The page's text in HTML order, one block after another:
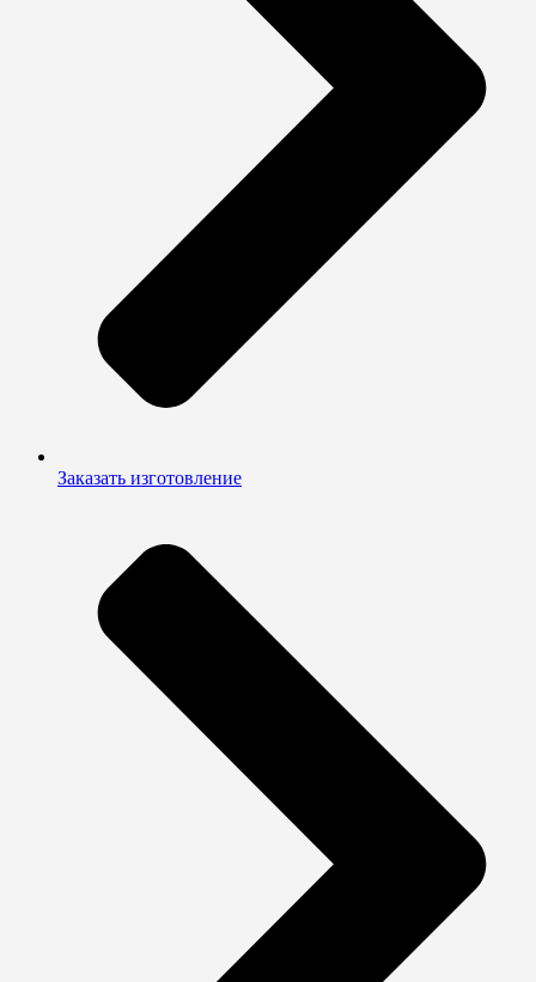
Заказать изготовление